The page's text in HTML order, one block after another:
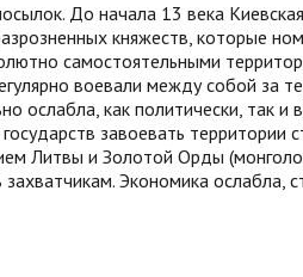
До начала 13 века
княжеств, которые
самостоятельными
воевали между собой за
ослабла, как политически, так и
завоевать территории
Литвы и Золотой Орды
Экономика ослабла,